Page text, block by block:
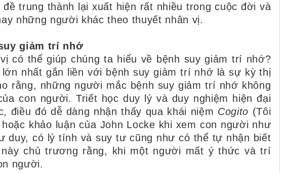
trung thành lại xuất hiện rất nhiều trong cuộc đời và
những người khác theo thuyết nhân vị.
giảm trí nhớ
có thể giúp chúng ta hiểu về bệnh suy giảm trí nhớ?
nhất gắn liền với bệnh suy giảm trí nhớ là sự kỳ thị
rằng, những người mắc bệnh suy giảm trí nhớ không
con người. Triết học duy lý và duy nghiệm hiện đại
điều đó dễ dàng nhận thấy qua khái niệm Cogito (Tôi
khảo luận của John Locke khi xem con người như
duy, có lý tính và suy tư cũng như có thể tự nhận biết
chủ trương rằng, khi một người mất ý thức và trí
người.